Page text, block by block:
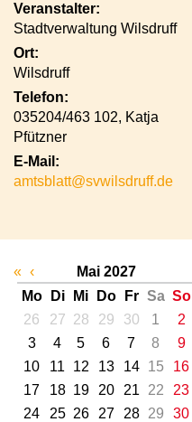
Veranstalter:
Stadtverwaltung Wilsdruff
Ort:
Wilsdruff
Telefon:
035204/463 102, Katja
Pfützner
E-Mail:
amtsblatt@svwilsdruff.de
« ‹
Mai 2027
Mo
Di Mi Do Fr Sa So
26
27 28 29 30 1
2
3
4 5 6 7 8
9
10
11 12 13 14 15
16
17
18 19 20 21 22
23
24
25 26 27 28 29
30